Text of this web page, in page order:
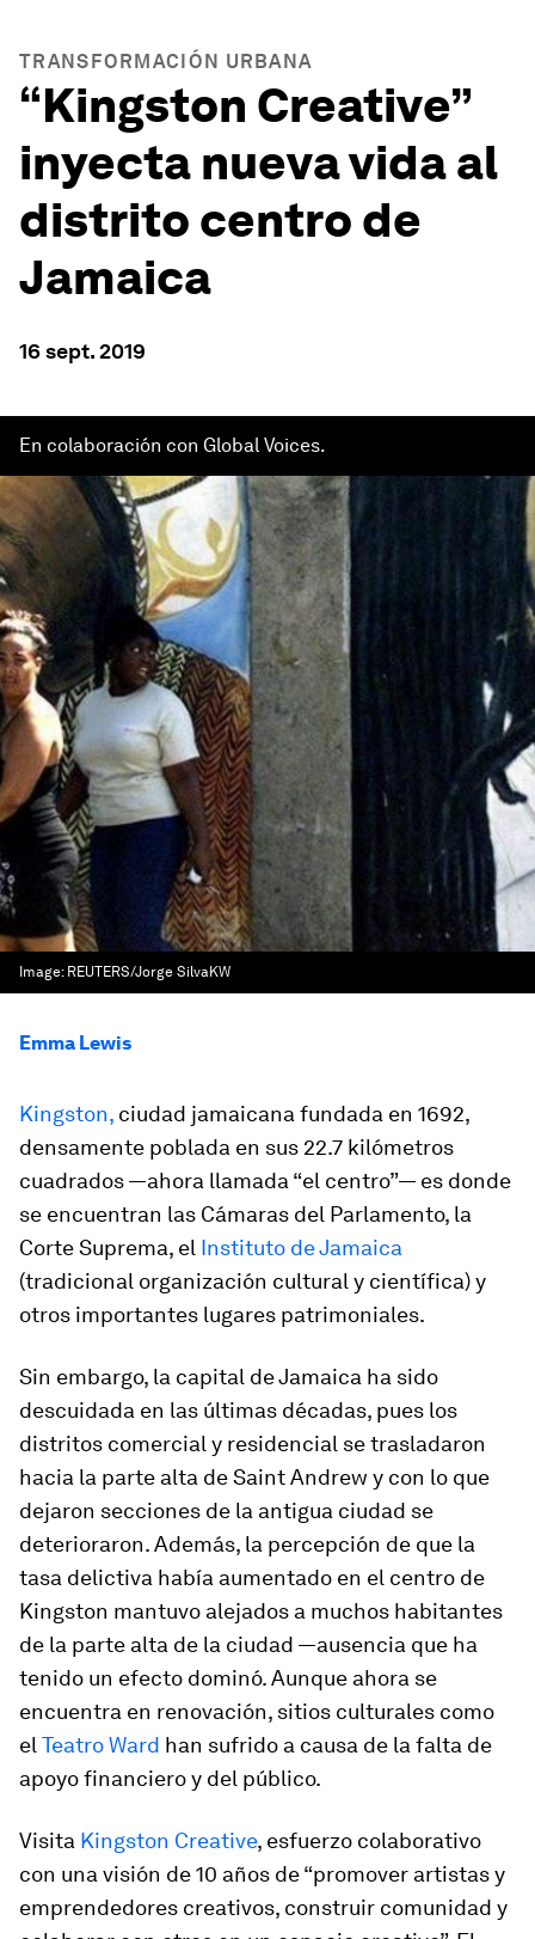
TRANSFORMACIÓN URBANA
“Kingston Creative”
inyecta nueva vida al
distrito centro de
Jamaica
16 sept. 2019
En colaboración con Global Voices.
Image: REUTERS/Jorge SilvaKW
Emma Lewis
Kingston, ciudad jamaicana fundada en 1692,
densamente poblada en sus 22.7 kilómetros
cuadrados —ahora llamada “el centro”— es donde
se encuentran las Cámaras del Parlamento, la
Corte Suprema, el Instituto de Jamaica
(tradicional organización cultural y científica) y
otros importantes lugares patrimoniales.
Sin embargo, la capital de Jamaica ha sido
descuidada en las últimas décadas, pues los
distritos comercial y residencial se trasladaron
hacia la parte alta de Saint Andrew y con lo que
dejaron secciones de la antigua ciudad se
deterioraron. Además, la percepción de que la
tasa delictiva había aumentado en el centro de
Kingston mantuvo alejados a muchos habitantes
de la parte alta de la ciudad —ausencia que ha
tenido un efecto dominó. Aunque ahora se
encuentra en renovación, sitios culturales como
el Teatro Ward han sufrido a causa de la falta de
apoyo financiero y del público.
Visita Kingston Creative, esfuerzo colaborativo
con una visión de 10 años de “promover artistas y
emprendedores creativos, construir comunidad y